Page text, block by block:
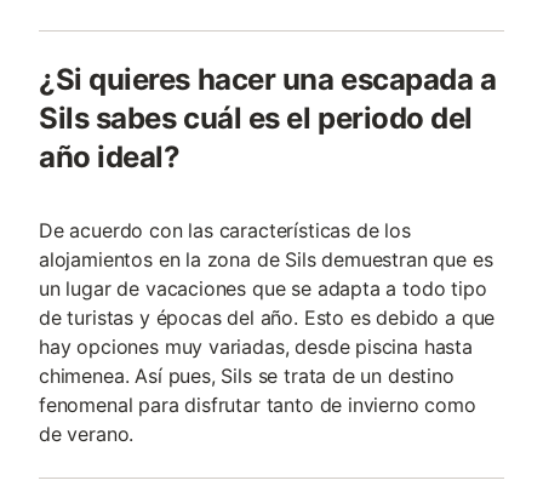
¿Si quieres hacer una escapada a
Sils sabes cuál es el periodo del
año ideal?
De acuerdo con las características de los
alojamientos en la zona de Sils demuestran que es
un lugar de vacaciones que se adapta a todo tipo
de turistas y épocas del año. Esto es debido a que
hay opciones muy variadas, desde piscina hasta
chimenea. Así pues, Sils se trata de un destino
fenomenal para disfrutar tanto de invierno como
de verano.